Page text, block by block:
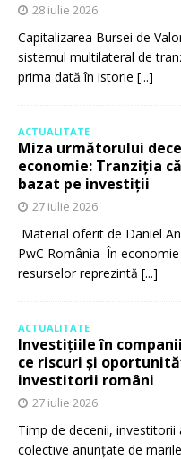
28 iulie 2026
Capitalizarea Bursei de
sistemul multilateral de
prima dată în istorie [...]
ACTUALITATE
Miza următorului
economie: Tranziția
bazat pe investiții
27 iulie 2026
Material oferit de Daniel
PwC România În
resurselor reprezintă [...]
ACTUALITATE
Investițiile în
ce riscuri și
investitorii români
27 iulie 2026
Timp de decenii,
colective anunțate de